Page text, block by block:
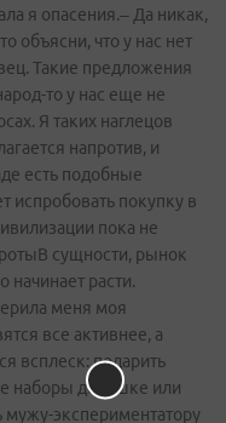
я опасения.– Да никак,
объясни, что у нас нет
Такие предложения
то у нас еще не
Я таких наглецов
напротив, и
есть подобные
испробовать покупку в
пока не
сущности, рынок
начинает расти.
меня моя
все активнее, а
всплеск: подарить
наборы девушке или
мужу-экспериментатору